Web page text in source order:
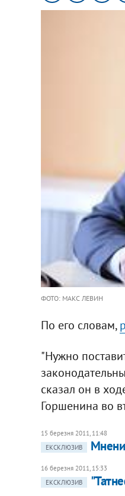
ФОТО: МАКС ЛЕВИН
По его словам,
"Нужно
сказал он в
Горшенина во
15 березня 2011, 11:48
ЕКСКЛЮЗИВ
16 березня 2011, 15:33
ЕКСКЛЮЗИВ